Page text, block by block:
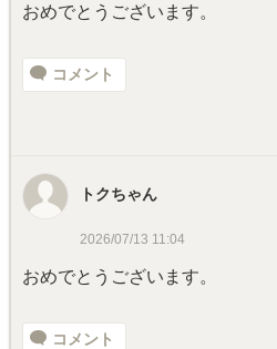
おめでとうございます。
コメント
トクちゃん
2026/07/13 11:04
おめでとうございます。
コメント